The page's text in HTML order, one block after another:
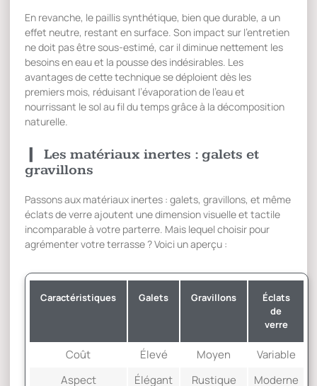
En revanche, le paillis synthétique, bien que durable, a un
effet neutre, restant en surface. Son impact sur l’entretien
ne doit pas être sous-estimé, car il diminue nettement les
besoins en eau et la pousse des indésirables. Les
avantages de cette technique se déploient dès les
premiers mois, réduisant l’évaporation de l’eau et
nourrissant le sol au fil du temps grâce à la décomposition
naturelle.
Les matériaux inertes : galets et
gravillons
Passons aux matériaux inertes : galets, gravillons, et même
éclats de verre ajoutent une dimension visuelle et tactile
incomparable à votre parterre. Mais lequel choisir pour
agrémenter votre terrasse ? Voici un aperçu :
Caractéristiques Galets Gravillons
Éclats
de
verre
Coût Élevé Moyen
Variable
Aspect
Élégant Rustique Moderne